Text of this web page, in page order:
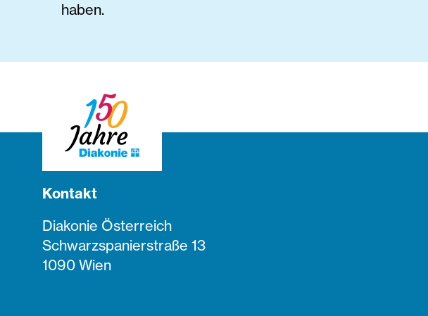
haben.
Kontakt
Diakonie Österreich
Schwarzspanierstraße 13
1090 Wien